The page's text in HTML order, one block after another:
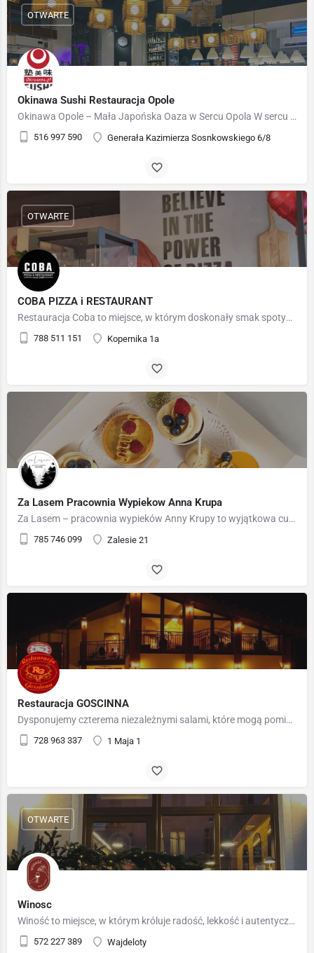
Okinawa Sushi Restauracja Opole
Okinawa Opole – Mała Japońska Oaza w Sercu Opola W sercu największej dzielnicy Opola, zaledwie 3 km od…
516 997 590 Generała Kazimierza Sosnkowskiego 6/8
OTWARTE
COBA PIZZA i RESTAURANT
Restauracja Coba to miejsce, w którym doskonały smak spotyka się z ciepłą, przyjazną atmosferą. Od lat…
788 511 151 Kopernika 1a
OTWARTE
Za Lasem Pracownia Wypiekow Anna Krupa
Za Lasem – pracownia wypieków Anny Krupy to wyjątkowa cukiernia z Zalesia na Podkarpaciu, w której pasja do…
785 746 099 Zalesie 21
Restauracja GOSCINNA
Dysponujemy czterema niezależnymi salami, które mogą pomieścić od 20 do 100 osób, dzięki czemu z łatwością…
728 963 337 1 Maja 1
Winosc
Winość to miejsce, w którym króluje radość, lekkość i autentyczna przyjemność płynąca z odkrywania świata…
572 227 389 Wajdeloty
OTWARTE